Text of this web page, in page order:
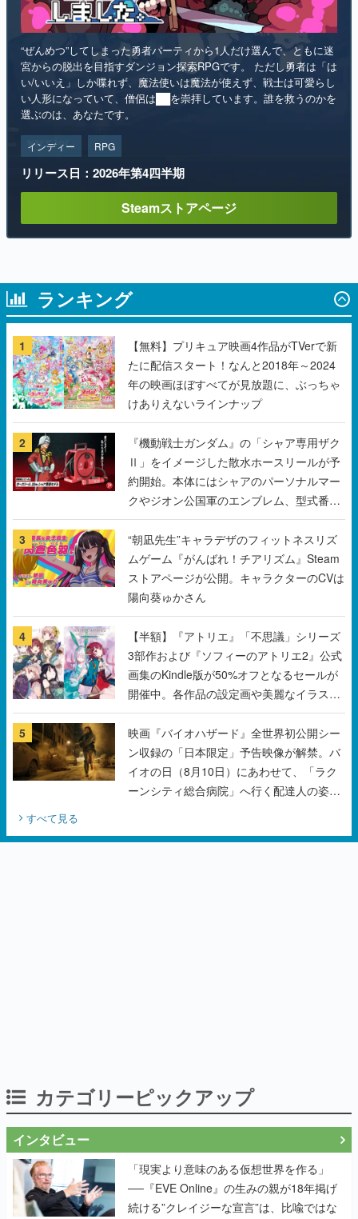
“ぜんめつ”してしまった勇者パーティから1人だけ選んで、ともに迷
宮からの脱出を目指すダンジョン探索RPGです。 ただし勇者は「は
い/いいえ」しか喋れず、魔法使いは魔法が使えず、戦士は可愛らし
い人形になっていて、僧侶は██を崇拝しています。誰を救うのかを
選ぶのは、あなたです。
インディー RPG
リリース日：2026年第4四半期
Steamストアページ
ランキング
1
【無料】プリキュア映画4作品がTVerで新
たに配信スタート！なんと2018年～2024
年の映画ほぼすべてが見放題に、ぶっちゃ
けありえないラインナップ
2
『機動戦士ガンダム』の「シャア専用ザク
Ⅱ」をイメージした散水ホースリールが予
約開始。本体にはシャアのパーソナルマー
クやジオン公国軍のエンブレム、型式番号
などを配置
3
“朝凪先生”キャラデザのフィットネスリズ
ムゲーム『がんばれ！チアリズム』Steam
ストアページが公開。キャラクターのCVは
陽向葵ゅかさん
4
【半額】『アトリエ』「不思議」シリーズ
3部作および『ソフィーのアトリエ2』公式
画集のKindle版が50%オフとなるセールが
開催中。各作品の設定画や美麗なイラスト
の数々をふんだんに収録
5
映画『バイオハザード』全世界初公開シー
ン収録の「日本限定」予告映像が解禁。バ
イオの日（8月10日）にあわせて、「ラク
ーンシティ総合病院」へ行く配達人の姿が
すべて見る
カテゴリーピックアップ
インタビュー
「現実より意味のある仮想世界を作る」
──『EVE Online』の生みの親が18年掲げ
続ける”クレイジーな宣言”は、比喩ではな